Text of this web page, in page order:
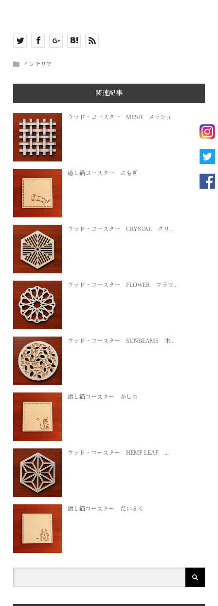
インテリア
関連記事
ウッド・コースター MESH メッシュ
癒し猫コースター よもぎ
ウッド・コースター CRYSTAL クリ...
ウッド・コースター FLOWER フラワ...
ウッド・コースター SUNBEAMS 木...
癒し猫コースター かしわ
ウッド・コースター HEMP LEAF ...
癒し猫コースター だいふく